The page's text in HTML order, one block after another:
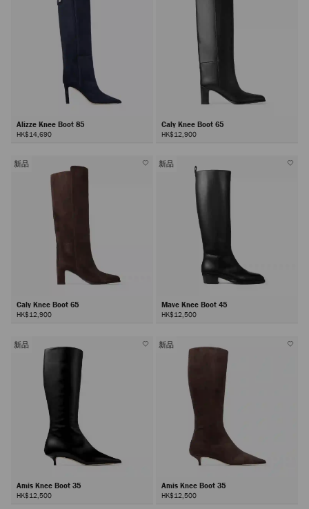
Alizze Knee Boot 85
HK$14,690
Caly Knee Boot 65
HK$12,900
新品
Caly Knee Boot 65
HK$12,900
新品
Mave Knee Boot 45
HK$12,500
新品
Amis Knee Boot 35
HK$12,500
新品
Amis Knee Boot 35
HK$12,500